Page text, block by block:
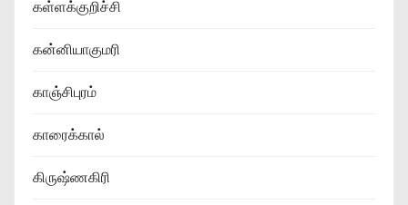
கள்ளக்குறிச்சி
கன்னியாகுமரி
காஞ்சிபுரம்
காரைக்கால்
கிருஷ்ணகிரி